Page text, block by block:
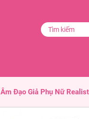
Âm Đạo Giả Phụ Nữ